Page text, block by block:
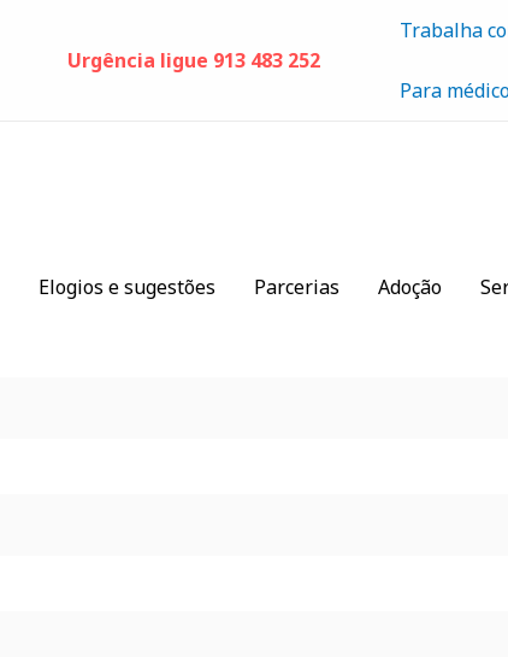
Urgência ligue 913 483 252
Trabalha
Para
Elogios e sugestões Parcerias Adoção